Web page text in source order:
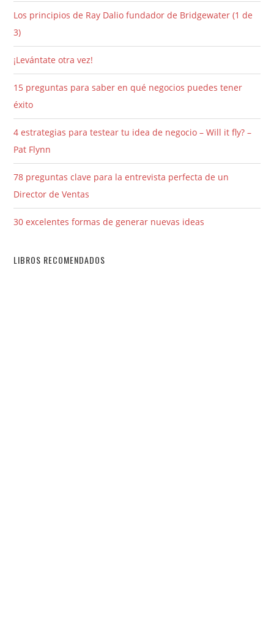
Los principios de Ray Dalio fundador de Bridgewater (1 de
3)
¡Levántate otra vez!
15 preguntas para saber en qué negocios puedes tener
éxito
4 estrategias para testear tu idea de negocio – Will it fly? –
Pat Flynn
78 preguntas clave para la entrevista perfecta de un
Director de Ventas
30 excelentes formas de generar nuevas ideas
LIBROS RECOMENDADOS